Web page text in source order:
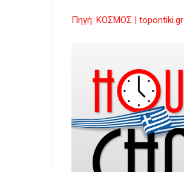
Πηγή: ΚΟΣΜΟΣ | topontiki.gr